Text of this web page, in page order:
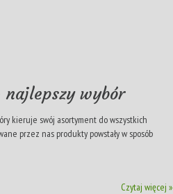
wybór
kieruje swój asortyment do wszystkich
przez nas produkty powstały w sposób
Czytaj więcej »